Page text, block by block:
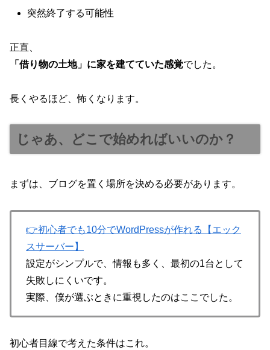
突然終了する可能性
正直、
「借り物の土地」に家を建てていた感覚でした。
長くやるほど、怖くなります。
じゃあ、どこで始めればいいのか？
まずは、ブログを置く場所を決める必要があります。
👉初心者でも10分でWordPressが作れる【エック
スサーバー】
設定がシンプルで、情報も多く、最初の1台として
失敗しにくいです。
実際、僕が選ぶときに重視したのはここでした。
初心者目線で考えた条件はこれ。